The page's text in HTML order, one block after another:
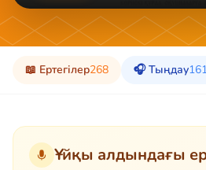
📖 Ертегілер268 🎧 Тыңдау
Ұйқы алдындағы